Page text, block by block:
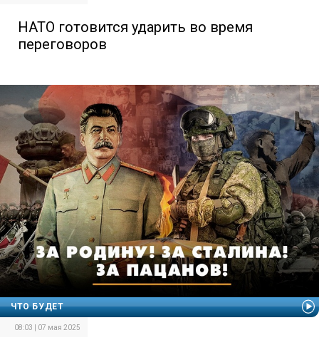
НАТО готовится ударить во время
переговоров
ЧТО БУДЕТ
08:03 | 07 мая 2025